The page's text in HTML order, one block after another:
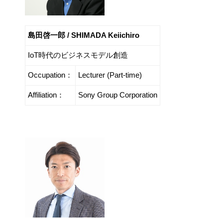
島田啓一郎 / SHIMADA Keiichiro
IoT時代のビジネスモデル創造
Occupation： Lecturer (Part-time)
Affiliation： Sony Group Corporation